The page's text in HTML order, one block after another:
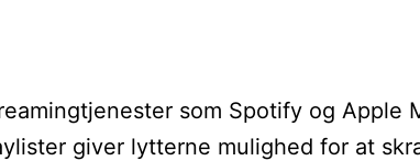
som Spotify og
giver lytterne mulighed for at